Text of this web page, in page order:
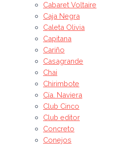
Cabaret Voltaire
Caja Negra
Caleta Olivia
Capitana
Cariño
Casagrande
Chai
Chirimbote
Cía. Naviera
Club Cinco
Club editor
Concreto
Conejos